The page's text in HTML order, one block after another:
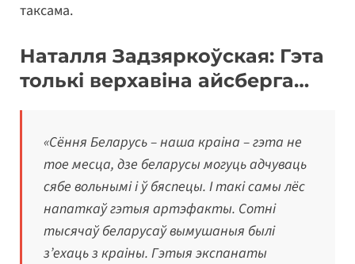
таксама.
Наталля Задзяркоўская: Гэта
толькі верхавіна айсберга…
«Сёння Беларусь – наша краіна – гэта не
тое месца, дзе беларусы могуць адчуваць
сябе вольнымі і ў бяспецы. І такі самы лёс
напаткаў гэтыя артэфакты. Сотні
тысячаў беларусаў вымушаныя былі
з’ехаць з краіны. Гэтыя экспанаты